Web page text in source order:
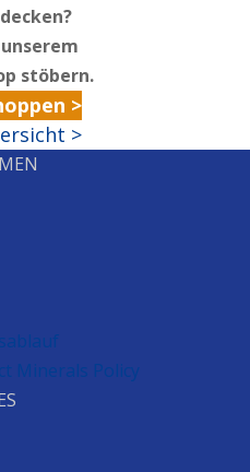
stöbern.
>
>
Minerals Policy